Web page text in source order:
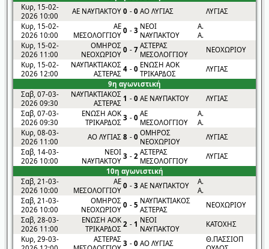
Κυρ, 15-02-
2026 10:00
ΑΕ ΝΑΥΠΑΚΤΟΥ 0 - 0 ΑΟ ΛΥΓΙΑΣ
ΛΥΓΙΑΣ
Κυρ, 15-02-
2026 10:00
ΑΕ
ΜΕΣΟΛΟΓΓΙΟΥ
0 - 3 ΝΕΟΙ
ΝΑΥΠΑΚΤΟΥ
Α.
Α.
Κυρ, 15-02-
2026 11:00
ΟΜΗΡΟΣ
ΝΕΟΧΩΡΙΟΥ
0 - 7 ΑΣΤΕΡΑΣ
ΜΕΣΟΛΟΓΓΙΟΥ
ΝΕΟΧΩΡΙΟΥ
Κυρ, 15-02-
2026 12:00
ΝΑΥΠΑΚΤΙΑΚΟΣ
ΑΣΤΕΡΑΣ
4 - 0 ΕΝΩΣΗ ΑΟΚ
ΤΡΙΚΑΡΔΟΣ
ΛΥΓΙΑΣ
9η αγωνιστική
Σαβ, 07-03-
2026 09:30
ΝΑΥΠΑΚΤΙΑΚΟΣ
ΑΣΤΕΡΑΣ
1 - 0 ΑΕ ΝΑΥΠΑΚΤΟΥ
ΛΥΓΙΑΣ
Σαβ, 07-03-
2026 09:30
ΕΝΩΣΗ ΑΟΚ
ΤΡΙΚΑΡΔΟΣ
3 - 0 ΑΕ
ΜΕΣΟΛΟΓΓΙΟΥ
Α.
Α.
Κυρ, 08-03-
2026 11:00
ΑΟ ΛΥΓΙΑΣ 8 - 0 ΟΜΗΡΟΣ
ΝΕΟΧΩΡΙΟΥ
ΛΥΓΙΑΣ
Σαβ, 14-03-
2026 10:00
ΝΕΟΙ
ΝΑΥΠΑΚΤΟΥ
3 - 2 ΑΣΤΕΡΑΣ
ΜΕΣΟΛΟΓΓΙΟΥ
ΛΥΓΙΑΣ
10η αγωνιστική
Σαβ, 21-03-
2026 10:00
ΑΕ
ΜΕΣΟΛΟΓΓΙΟΥ
0 - 3 ΑΕ ΝΑΥΠΑΚΤΟΥ
Α.
Α.
Σαβ, 21-03-
2026 10:00
ΟΜΗΡΟΣ
ΝΕΟΧΩΡΙΟΥ
0 - 5 ΝΑΥΠΑΚΤΙΑΚΟΣ
ΑΣΤΕΡΑΣ
ΝΕΟΧΩΡΙΟΥ
Σαβ, 28-03-
2026 11:00
ΕΝΩΣΗ ΑΟΚ
ΤΡΙΚΑΡΔΟΣ
2 - 1 ΝΕΟΙ
ΝΑΥΠΑΚΤΟΥ
ΚΑΤΟΧΗΣ
Κυρ, 29-03-
ΑΣΤΕΡΑΣ 3 - 0 ΑΟ ΛΥΓΙΑΣ
Θ.ΠΑΣΣΙΟΠ